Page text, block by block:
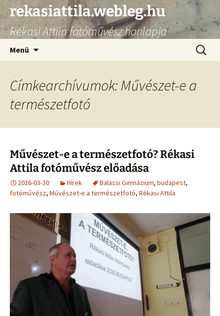
Ugrás
a
tartalomhoz
rekasiattila.webleg.hu
Rékasi Attila fotóművész honlapja
Menü
Címkearchívumok: Művészet-e a
természetfotó
Művészet-e a természetfotó? Rékasi
Attila fotóművész előadása
2026-03-30 Hírek Balassi Gimnázium, budapest,
fotóművész, Művészet-e a természetfotó, Rékasi Attila